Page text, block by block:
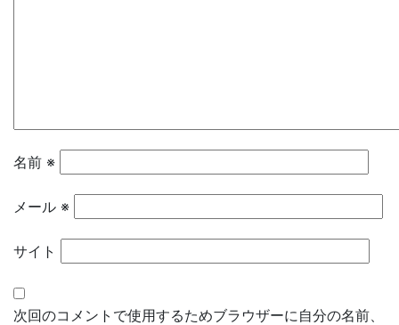
名前 ※
メール ※
サイト
次回のコメントで使用するためブラウザーに自分の名前、